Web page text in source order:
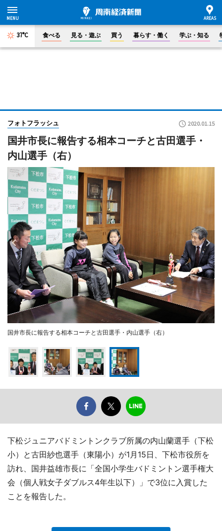
37°C 食べる 見る・遊ぶ 買う 暮らす・働く 学ぶ・知る
フォトフラッシュ 2020.01.15
国井市長に報告する相本コーチと古田選手・
内山選手（右）
国井市長に報告する相本コーチと古田選手・内山選手（右）
下松ジュニアバドミントンクラブ所属の内山蘭選手（下松
小）と古田紗也選手（東陽小）が1月15日、下松市役所を
訪れ、国井益雄市長に「全国小学生バドミントン選手権大
会（個人戦女子ダブルス4年生以下）」で3位に入賞した
ことを報告した。